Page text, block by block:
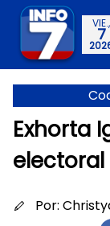
VIE.,
7
Exhorta
Por: